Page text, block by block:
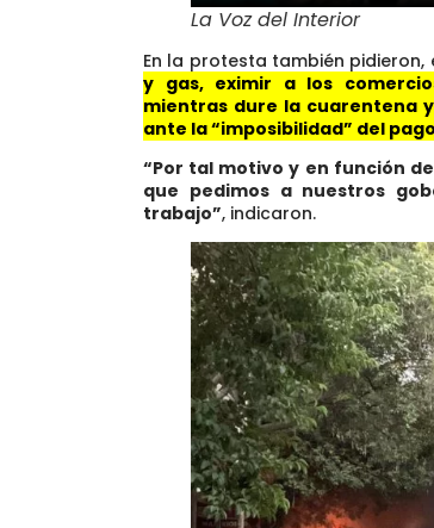
La Voz del Interior
En la protesta también
y gas, eximir a los
mientras dure la cuarentena
ante la “imposibilidad” del
“Por tal motivo y en función
que pedimos a nuestros
trabajo”, indicaron.